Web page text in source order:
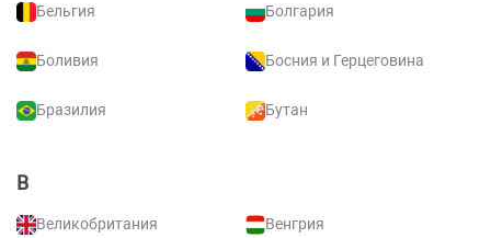
Бельгия Болгария
Боливия Босния и Герцеговина
Бразилия Бутан
В
Великобритания Венгрия